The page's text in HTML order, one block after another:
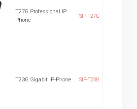
T27G Professional IP
Phone
SIP-T27G
T23G Gigabit IP-Phone SIP-T23G